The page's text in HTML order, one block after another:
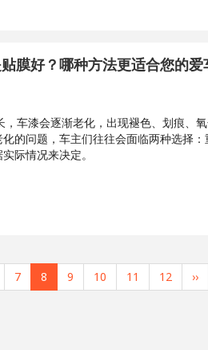
膜好？哪种方法更适合您的爱
，车漆会逐渐老化，出现褪色、划痕、
的问题，车主们往往会面临两种选择
际情况来决定。
页
面
7
当
前
8
页
面
9
页
面
10
页
面
11
页
面
12
下
一
››